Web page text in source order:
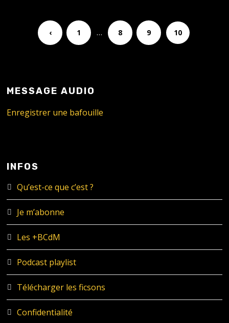
‹ 1 … 8 9 10
MESSAGE AUDIO
Enregistrer une bafouille
INFOS
Qu’est-ce que c’est ?
Je m’abonne
Les +BCdM
Podcast playlist
Télécharger les ficsons
Confidentialité